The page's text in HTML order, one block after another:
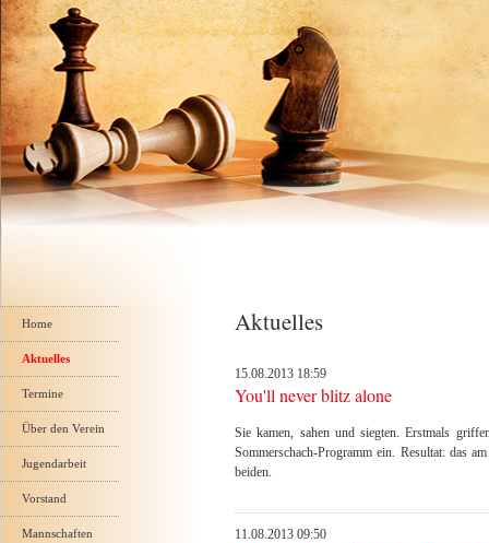
Aktuelles
15.08.2013 18:59
You'll never blitz alone
Sie kamen, sahen und siegten. Erstmals
Sommerschach-Programm ein. Resultat: das
beiden.
11.08.2013 09:50
Navigation
überspringen
Home
Aktuelles
Termine
Über den Verein
Jugendarbeit
Vorstand
Mannschaften